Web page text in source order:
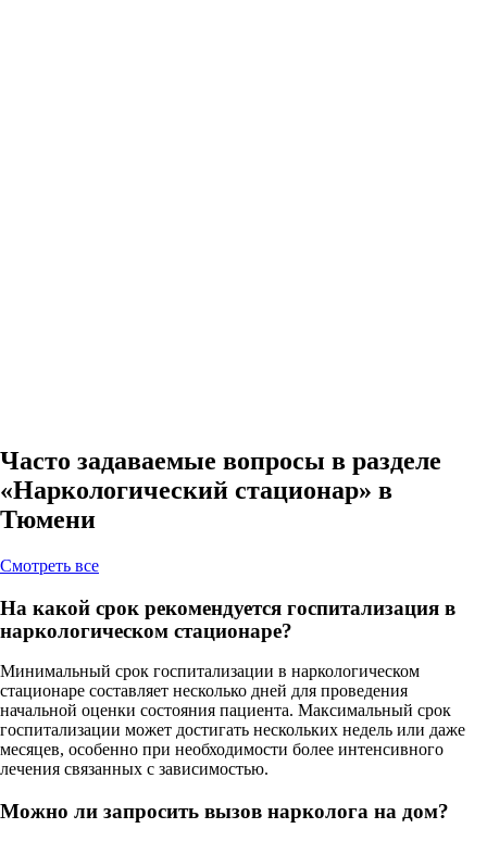
Часто задаваемые вопросы в разделе
«Наркологический стационар» в
Тюмени
Cмотреть все
На какой срок рекомендуется госпитализация в
наркологическом стационаре?
Минимальный срок госпитализации в наркологическом
стационаре составляет несколько дней для проведения
начальной оценки состояния пациента. Максимальный срок
госпитализации может достигать нескольких недель или даже
месяцев, особенно при необходимости более интенсивного
лечения связанных с зависимостью.
Можно ли запросить вызов нарколога на дом?